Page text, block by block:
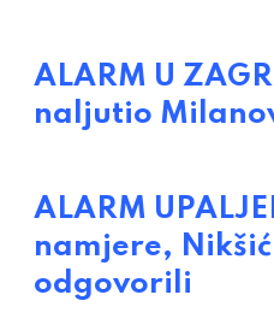
ALARM U
naljutio
ALARM
namjere,
odgovorili